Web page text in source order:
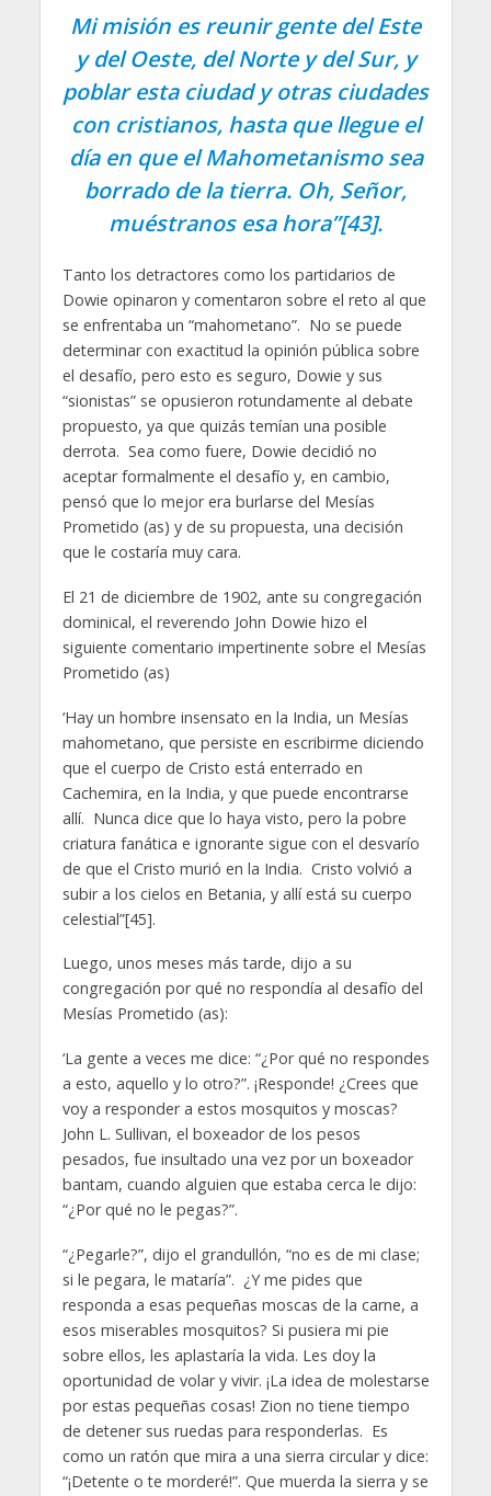
Mi misión es reunir gente del Este
y del Oeste, del Norte y del Sur, y
poblar esta ciudad y otras ciudades
con cristianos, hasta que llegue el
día en que el Mahometanismo sea
borrado de la tierra. Oh, Señor,
muéstranos esa hora”[43].
Tanto los detractores como los partidarios de
Dowie opinaron y comentaron sobre el reto al que
se enfrentaba un “mahometano”. No se puede
determinar con exactitud la opinión pública sobre
el desafío, pero esto es seguro, Dowie y sus
“sionistas” se opusieron rotundamente al debate
propuesto, ya que quizás temían una posible
derrota. Sea como fuere, Dowie decidió no
aceptar formalmente el desafío y, en cambio,
pensó que lo mejor era burlarse del Mesías
Prometido (as) y de su propuesta, una decisión
que le costaría muy cara.
El 21 de diciembre de 1902, ante su congregación
dominical, el reverendo John Dowie hizo el
siguiente comentario impertinente sobre el Mesías
Prometido (as)
‘Hay un hombre insensato en la India, un Mesías
mahometano, que persiste en escribirme diciendo
que el cuerpo de Cristo está enterrado en
Cachemira, en la India, y que puede encontrarse
allí. Nunca dice que lo haya visto, pero la pobre
criatura fanática e ignorante sigue con el desvarío
de que el Cristo murió en la India. Cristo volvió a
subir a los cielos en Betania, y allí está su cuerpo
celestial”[45].
Luego, unos meses más tarde, dijo a su
congregación por qué no respondía al desafío del
Mesías Prometido (as):
‘La gente a veces me dice: “¿Por qué no respondes
a esto, aquello y lo otro?”. ¡Responde! ¿Crees que
voy a responder a estos mosquitos y moscas?
John L. Sullivan, el boxeador de los pesos
pesados, fue insultado una vez por un boxeador
bantam, cuando alguien que estaba cerca le dijo:
“¿Por qué no le pegas?”.
“¿Pegarle?”, dijo el grandullón, “no es de mi clase;
si le pegara, le mataría”. ¿Y me pides que
responda a esas pequeñas moscas de la carne, a
esos miserables mosquitos? Si pusiera mi pie
sobre ellos, les aplastaría la vida. Les doy la
oportunidad de volar y vivir. ¡La idea de molestarse
por estas pequeñas cosas! Zion no tiene tiempo
de detener sus ruedas para responderlas. Es
como un ratón que mira a una sierra circular y dice:
“¡Detente o te morderé!”. Que muerda la sierra y se